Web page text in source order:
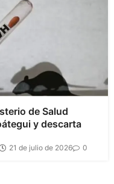
de Salud
y descarta
21 de julio de 2026 0